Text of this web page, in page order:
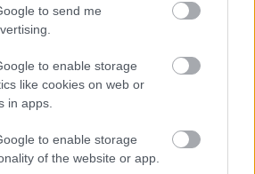
to send me
to enable storage
like cookies on web or
in apps.
to enable storage
of the website or app.
szemből és hátulról
egyáltalán nem, a fotózást
információs táblák és a felső
betonoszlopok. Tágasabb
elrendezve sokkal
látogatást tudna
látványosság.